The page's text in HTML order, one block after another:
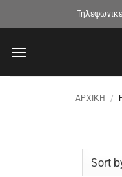
στο
ΑΡΧΙΚΉ /